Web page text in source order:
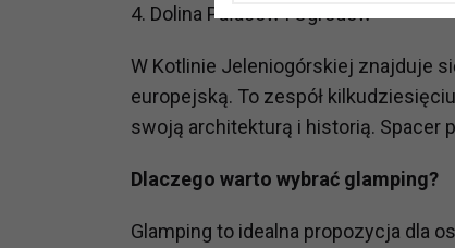
4. Dolina Pałaców i Ogrodów
W Kotlinie Jeleniogórskiej znajduje
europejską. To zespół
swoją architekturą i historią. Spacer
Dlaczego warto wybrać glamping?
Glamping to idealna propozycja dla
Przetwarzamy te dane w
dopasować treści stron i ich
przeprowadzania konkursów
zapewnić Ci większe
pokazywać Ci reklamy
dokonywać pomiarów,
potrzebom